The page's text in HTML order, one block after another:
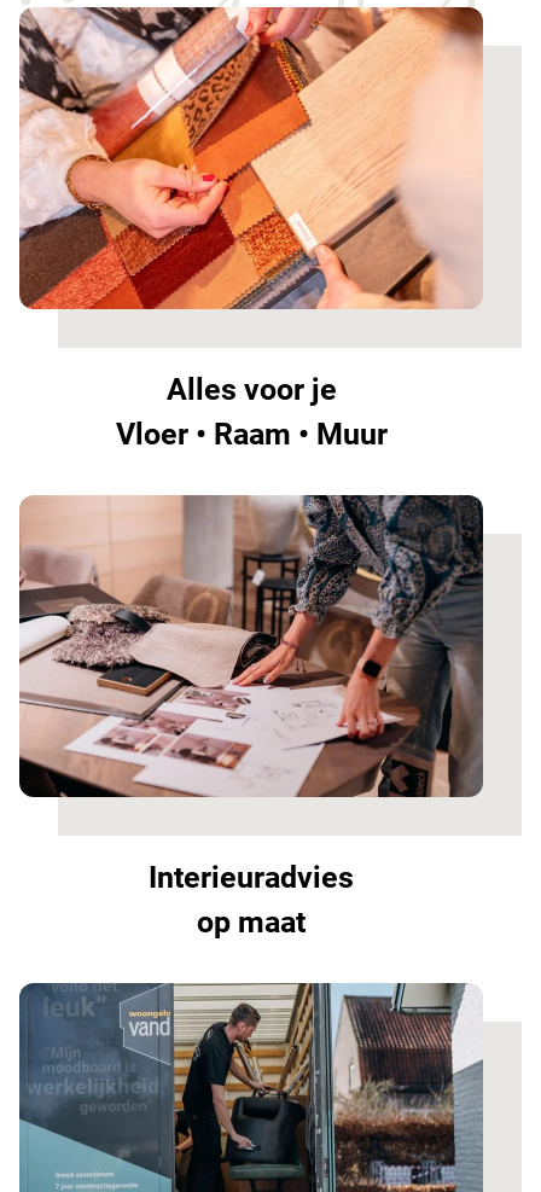
Alles voor je
Vloer • Raam • Muur
Interieuradvies
op maat